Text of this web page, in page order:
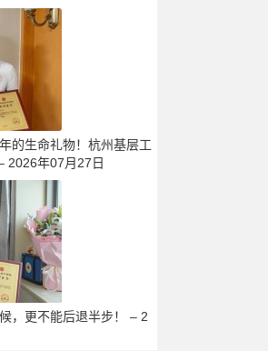
的生命礼物！杭州基层工
2026年07月27日
，更不能后退半步！ – 2